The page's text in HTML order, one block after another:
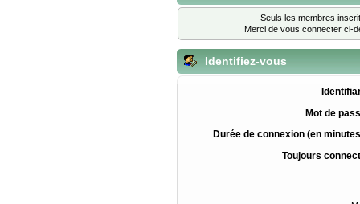
Seuls les membres
Merci de vous connecter ci-
Identifiez-vous
Mot de
Durée de connexion (en
Toujours